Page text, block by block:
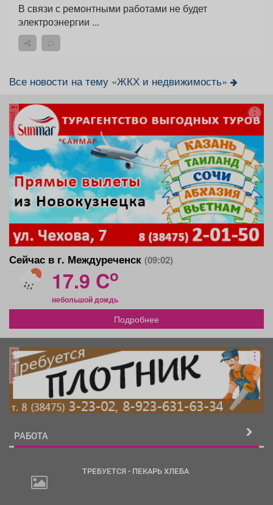
В связи с ремонтными работами не будет
электроэнергии ...
Все новости на тему «ЖКХ и недвижимость»
реклама
Сейчас в г. Междуреченск (09:02)
17.9 Co
небольшой дождь
Подробнее
реклама
РАБОТА
ТРЕБУЕТСЯ - ПЕКАРЬ ХЛЕБА